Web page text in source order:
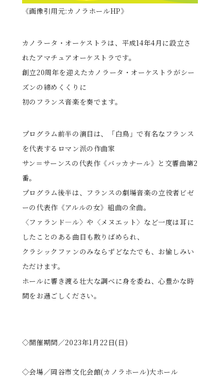
《画像引用元:カノラホールHP》
カノラータ・オーケストラは、平成14年4月に設立さ
れたアマチュアオーケストラです。
創立20周年を迎えたカノラータ・オーケストラがシー
ズンの締めくくりに
初のフランス音楽を奏でます。
プログラム前半の演目は、「白鳥」で有名なフランス
を代表するロマン派の作曲家
サン＝サーンスの代表作《バッカナール》と交響曲第2
番。
プログラム後半は、フランスの劇場音楽の立役者ビゼ
ーの代表作《アルルの女》組曲の全曲。
〈ファランド―ル〉や〈メヌエット〉など一度は耳に
したことのある曲目も散りばめられ、
クラシックファンのみならずどなたでも、お愉しみい
ただけます。
ホールに響き渡る壮大な調べに身を委ね、心豊かな時
間をお過ごしください。
◇開催期間／2023年1月22日(日)
◇会場／岡谷市文化会館(カノラホール)大ホール